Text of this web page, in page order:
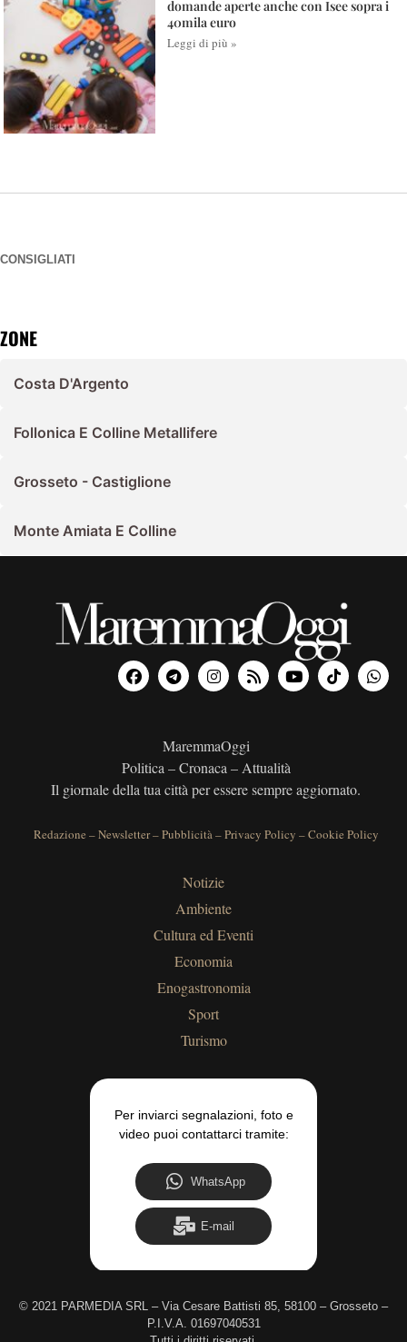
domande aperte anche con Isee sopra i
40mila euro
Leggi di più »
CONSIGLIATI
ZONE
Costa D'Argento
Follonica E Colline Metallifere
Grosseto - Castiglione
Monte Amiata E Colline
MaremmaOggi
Politica – Cronaca – Attualità
Il giornale della tua città per essere sempre aggiornato.
Redazione –Newsletter–Pubblicità–Privacy Policy –Cookie Policy
Notizie
Ambiente
Cultura ed Eventi
Economia
Enogastronomia
Sport
Turismo
Per inviarci segnalazioni, foto e
video puoi contattarci tramite:
WhatsApp
E-mail
© 2021 PARMEDIA SRL – Via Cesare Battisti 85, 58100 – Grosseto –
P.I.V.A. 01697040531